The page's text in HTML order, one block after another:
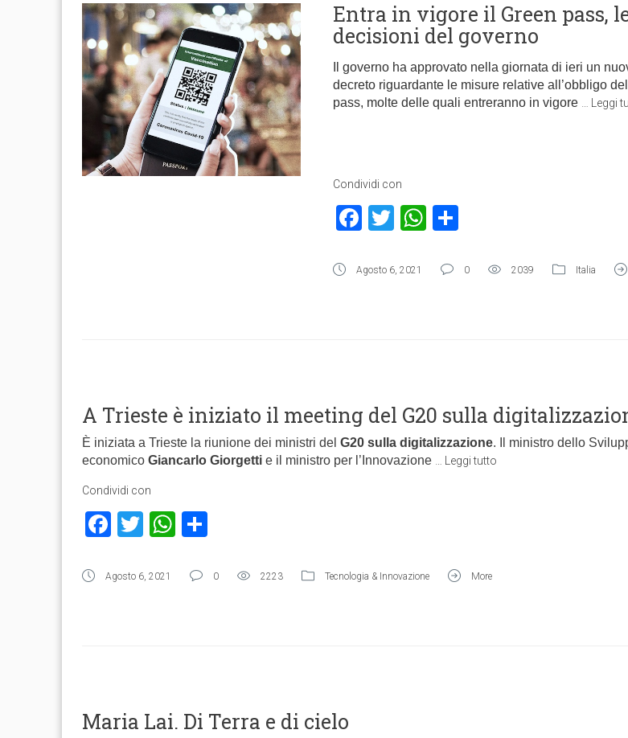
Entra in vigore il Green pass,
decisioni del governo
Il governo ha approvato nella giornata di ieri un
decreto riguardante le misure relative all’obbligo
pass, molte delle quali entreranno in vigore
Leggi
Condividi con
Facebook
TwitterWhatsApp
Agosto 6, 2021 0 2039 Italia
A Trieste è iniziato il meeting del G20 sulla
È iniziata a Trieste la riunione dei ministri del G20 sulla digitalizzazione. Il ministro dello
economico Giancarlo Giorgetti e il ministro per l’Innovazione Leggi tutto
Condividi con
Facebook
TwitterWhatsApp
Agosto 6, 2021 0 2223 Tecnologia & Innovazione More
Maria Lai. Di Terra e di cielo